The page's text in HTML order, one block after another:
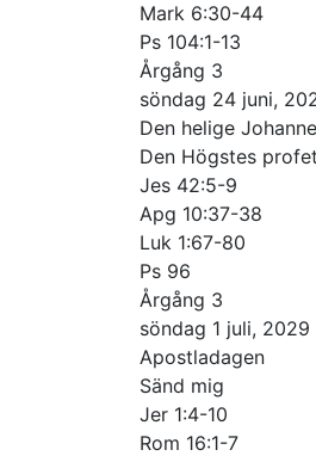
Mark 6:30-44
Ps 104:1-13
Årgång 3
söndag 24 juni,
Den helige
Den Högstes profet
Jes 42:5-9
Apg 10:37-38
Luk 1:67-80
Ps 96
Årgång 3
söndag 1 juli, 2029
Apostladagen
Sänd mig
Jer 1:4-10
Rom 16:1-7